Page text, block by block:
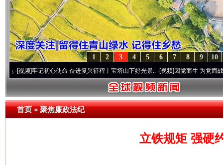
10
9
8
7
6
5
4
3
2
1
记初心使命 奋进复兴征程丨宝塔山下好光景..·[视频]因党而生 为党而战——百年“纪
首页»聚焦廉政法纪
立铁规矩 强硬